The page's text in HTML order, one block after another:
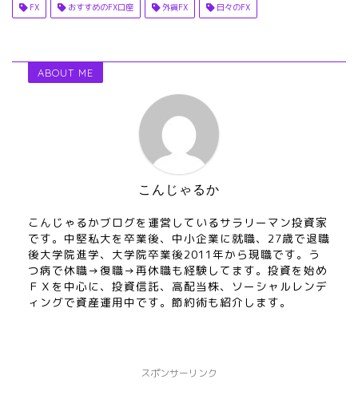
FX おすすめのFX口座 外貨FX 日々のFX
ABOUT ME
こんじゃるか
こんじゃるかブログを運営しているサラリーマン投資家
です。中堅私大を卒業後、中小企業に就職、27歳で退職
後大学院進学、大学院卒業後2011年から現職です。う
つ病で休職→復職→再休職も経験してます。投資を始め
ＦＸを中心に、投資信託、高配当株、ソーシャルレンデ
ィングで資産運用中です。節約術も紹介します。
スポンサーリンク